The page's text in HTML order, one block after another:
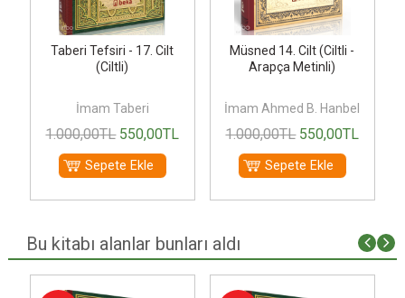
Taberi Tefsiri - 17. Cilt
(Ciltli)
İmam Taberi
1.000,00TL 550,00TL
Sepete Ekle
Müsned 14. Cilt (Ciltli -
Arapça Metinli)
İmam Ahmed B. Hanbel
1.000,00TL 550,00TL
Sepete Ekle
Bu kitabı alanlar bunları aldı